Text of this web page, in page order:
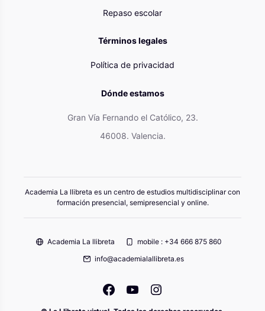
Repaso escolar
Términos legales
Política de privacidad
Dónde estamos
Gran Vía Fernando el Católico, 23.
46008. Valencia.
Academia La llibreta es un centro de estudios multidisciplinar con
formación presencial, semipresencial y online.
Academia La llibreta
mobile : +34 666 875 860
info@academialallibreta.es